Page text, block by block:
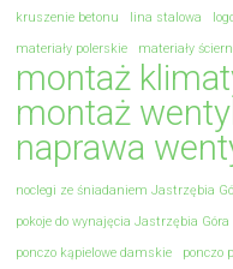
kruszenie betonu
lina stalowa
materiały polerskie
materiały
montaż
montaż
naprawa
noclegi ze śniadaniem Jastrzębia
pokoje do wynajęcia Jastrzębia Góra
ponczo kąpielowe damskie
ponczo